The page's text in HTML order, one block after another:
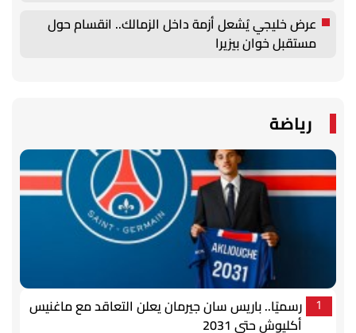
عرض خليجي يُشعل أزمة داخل الزمالك.. انقسام حول
مستقبل خوان بيزيرا
رياضة
1
رسميًا.. باريس سان جيرمان يعلن التعاقد مع ماغنيس
أكليوش حتى 2031